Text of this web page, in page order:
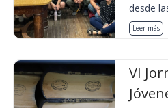
desde
Leer más
VI